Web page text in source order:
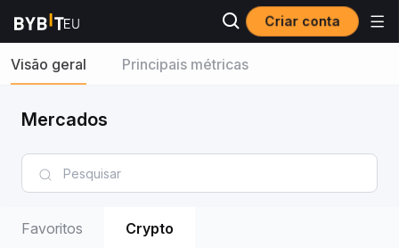
Criar conta
Visão geral Principais métricas
Mercados
Favoritos Crypto